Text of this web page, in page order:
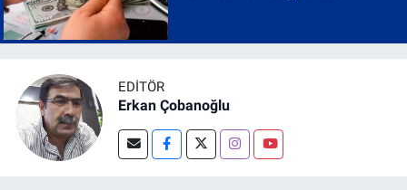
EDITÖR
Erkan Çobanoğlu